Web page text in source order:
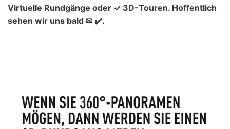
Virtuelle Rundgänge oder ✓ 3D-Touren. Hoffentlich
sehen wir uns bald ✉ ✔️.